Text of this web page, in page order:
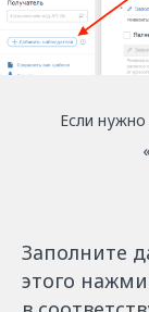
Если
Заполните
этого